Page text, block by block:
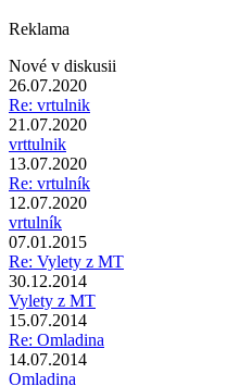
Reklama
Nové v diskusii
26.07.2020
Re: vrtulnik
21.07.2020
vrttulnik
13.07.2020
Re: vrtulník
12.07.2020
vrtulník
07.01.2015
Re: Vylety z MT
30.12.2014
Vylety z MT
15.07.2014
Re: Omladina
14.07.2014
Omladina